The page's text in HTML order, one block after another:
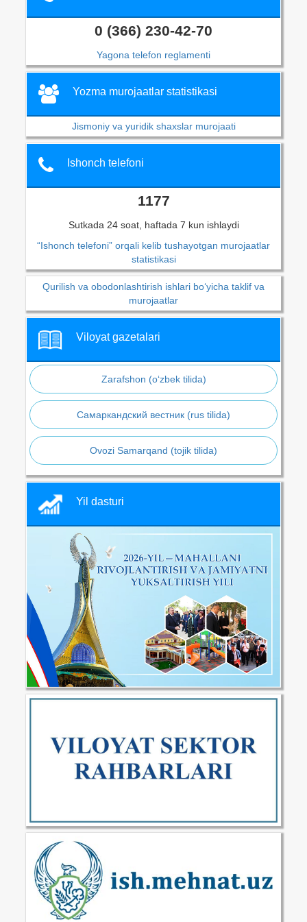
0 (366) 230-42-70
Yagona telefon reglamenti
Yozma murojaatlar statistikasi
Jismoniy va yuridik shaxslar murojaati
Ishonch telefoni
1177
Sutkada 24 soat, haftada 7 kun ishlaydi
“Ishonch telefoni” orqali kelib tushayotgan murojaatlar
statistikasi
Qurilish va obodonlashtirish ishlari bo‘yicha taklif va
murojaatlar
Viloyat gazetalari
Zarafshon (o‘zbek tilida)
Самаркандский вестник (rus tilida)
Ovozi Samarqand (tojik tilida)
Yil dasturi